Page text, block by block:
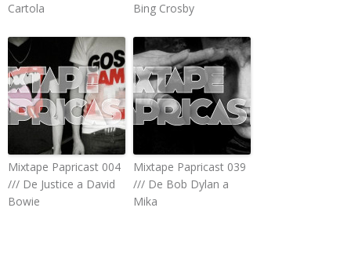
Cartola
Bing Crosby
Mixtape Papricast 004
/// De Justice a David
Bowie
Mixtape Papricast 039
/// De Bob Dylan a
Mika